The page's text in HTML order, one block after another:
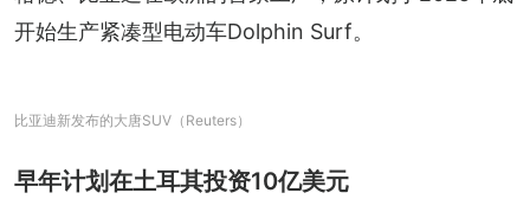
开始生产紧凑型电动车Dolphin Surf。
比亚迪新发布的大唐SUV（Reuters）
早年计划在土耳其投资10亿美元